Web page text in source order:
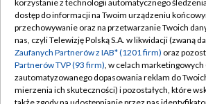
TVP
Abonament TVP
Emisja w TVP
Centrum informacji TVP
Naziemna Telewizja Cyfrowa
Regulamin TVP
Polityka
Moje zgody
Pomoc
korzystanie z technologii automatycznego
dostęp do informacji na Twoim urządzeniu
przechowywanie oraz na przetwarzanie Twoich
nas, czyli Telewizję Polską S.A. w likwidacji (zwaną
Zaufanych Partnerów z IAB* (1201 firm) oraz
Partnerów TVP (93 firm), w celach marketingowych
zautomatyzowanego dopasowania reklam do
mierzenia ich skuteczności) i pozostałych, które